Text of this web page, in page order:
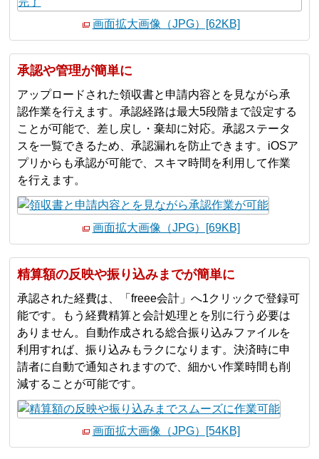
画面拡大画像（JPG）[62KB]
承認や管理が簡単に
アップロードされた領収書と申請内容とを見ながら承
認作業を行えます。承認経路は最大5段階まで設定する
ことが可能で、差し戻し・棄却に対応。承認ステータ
スを一覧できるため、承認漏れを防止できます。iOSア
プリからも承認が可能で、スキマ時間を利用して作業
を行えます。
画面拡大画像（JPG）[69KB]
精算額の反映や振り込みまでが簡単に
承認された経費は、「freee会計」へ1クリックで登録可
能です。もう経費精算と会計処理とを別に行う必要は
ありません。自動作成される総合振り込みファイルを
利用すれば、振り込みもラクになります。決済時に申
請者に自動で通知されますので、細かい作業時間も削
減することが可能です。
画面拡大画像（JPG）[54KB]